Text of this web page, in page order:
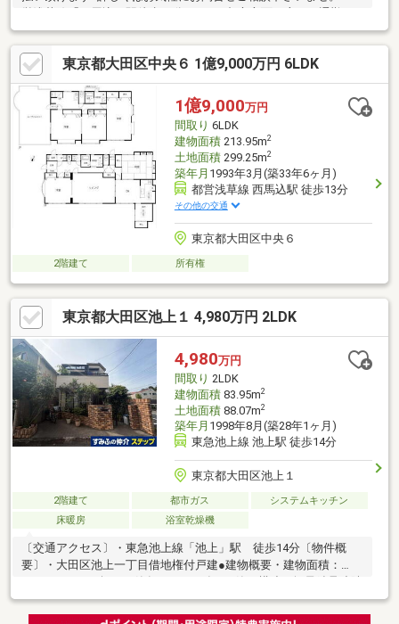
きる利便性と、豊かな自然や歴史が残る閑静な住宅街を併せ持
つ、落ち着いたエリアとして知られています。■南西側約7.3ｍで
陽当り良好で開放感がございます。■広々としたルーフバルコニ
ー付きで夏にはプールやBBQも楽しめます。■収納豊富で室内をす
っきりとみせられます。■徒歩圏内にスーパーやコンビニなどが
あり生活利便性◎【無料】お車送迎サービスを実施しておりま
東京都大田区中央６ 1億9,000万円 6LDK
1億9,000万円
間取り 6LDK
建物面積213.95m2
土地面積299.25m2
築年月 1993年3月(築33年6ヶ月)
都営浅草線 西馬込駅 徒歩13分
その他の交通
東京都大田区中央６
2階建て 所有権
東京都大田区池上１ 4,980万円 2LDK
4,980万円
間取り 2LDK
建物面積83.95m2
土地面積88.07m2
築年月 1998年8月(築28年1ヶ月)
東急池上線 池上駅 徒歩14分
東京都大田区池上１
2階建て 都市ガス
システムキッチン
床暖房
浴室乾燥機
〔交通アクセス〕・東急池上線「池上」駅 徒歩14分〔物件概
要〕・大田区池上一丁目借地権付戸建●建物概要・建物面積：
屋根2階建て・施工会社：旭化成工業株式会社・設計会社：旭化成
工業株式会社・間取り：2LDK・カースペース1台分（車種によ